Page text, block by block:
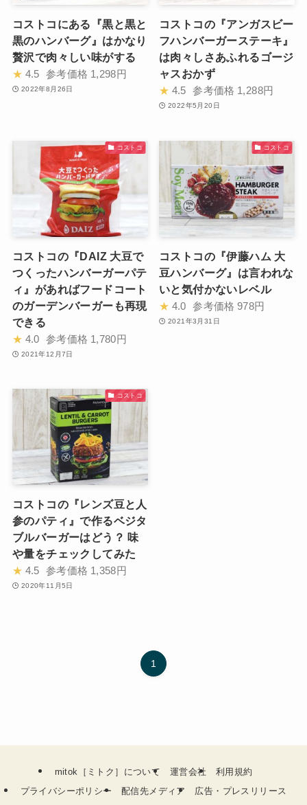
コストコにある『黒と黒と
黒のハンバーグ』はかなり
贅沢で肉々しい味がする
★ 4.5 参考価格 1,298円
2022年8月26日
コストコの『アンガスビー
フハンバーガーステーキ』
は肉々しさあふれるゴージ
ャスおかず
★ 4.5 参考価格 1,288円
2022年5月20日
コストコ
コストコの『DAIZ 大豆で
つくったハンバーガーパテ
ィ』があればフードコート
のガーデンバーガーも再現
できる
★ 4.0 参考価格 1,780円
2021年12月7日
コストコ
コストコの『伊藤ハム 大
豆ハンバーグ』は言われな
いと気付かないレベル
★ 4.0 参考価格 978円
2021年3月31日
コストコ
コストコの『レンズ豆と人
参のパティ』で作るベジタ
ブルバーガーはどう？ 味
や量をチェックしてみた
★ 4.5 参考価格 1,358円
2020年11月5日
1
mitok［ミトク］について 運営会社
利用規約
プライバシーポリシー
配信先メディア
広告・プレスリリース